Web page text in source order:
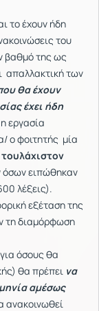
το έχουν ήδη
του
βαθμό της ως
απαλλακτική των
θα έχουν
έχει ήδη
εργασία
ο φοιτητής μία
όσων ειπώθηκαν
λέξεις).
εξέταση της
τη διαμόρφωση
όσους θα
θα πρέπει να
αμέσως
ανακοινωθεί